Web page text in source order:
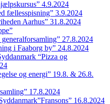
4.9.2024
fællesspisning” 3.9.2024
Aarhus” 31.8.2024
27.8.2024
i Faaborg by” 24.8.2024
“Pizza og
og energi” 19.8. & 26.8.
17.8.2024
16.8.2024